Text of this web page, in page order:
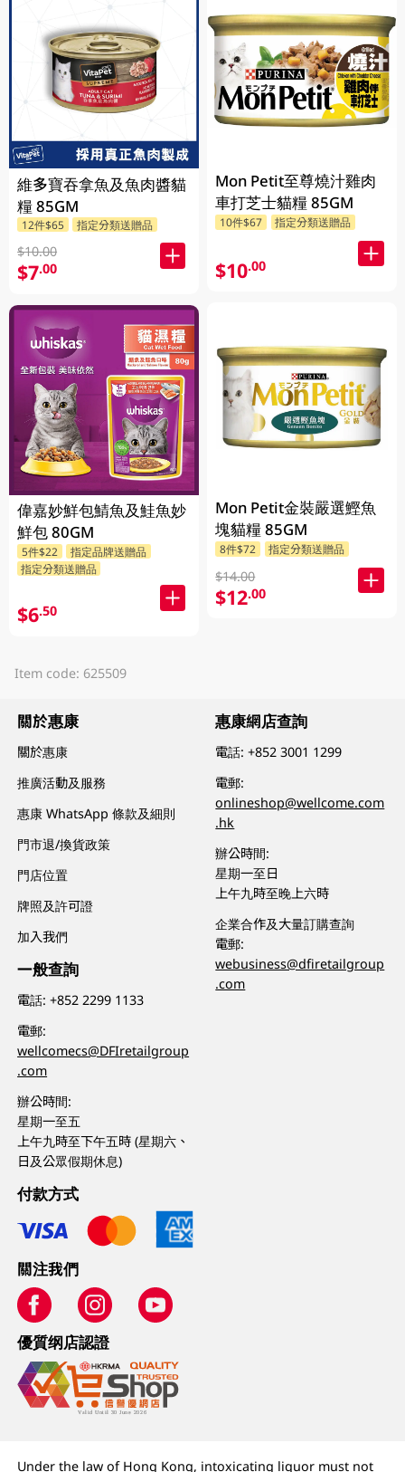
維多寶吞拿魚及魚肉醬貓
糧 85GM
12件$65 指定分類送贈品
$10.00
$7.00
偉嘉妙鮮包鯖魚及鮭魚妙
鮮包 80GM
5件$22
指定品牌送贈品
指定分類送贈品
$6.50
Mon Petit至尊燒汁雞肉
車打芝士貓糧 85GM
10件$67 指定分類送贈品
$10.00
Mon Petit金裝嚴選鰹魚
塊貓糧 85GM
8件$72 指定分類送贈品
$14.00
$12.00
Item code: 625509
關於惠康
關於惠康
推廣活動及服務
惠康 WhatsApp 條款及細則
門市退/換貨政策
門店位置
牌照及許可證
加入我們
一般查詢
電話:+852 2299 1133
電郵:
wellcomecs@DFIretailgroup
.com
辦公時間:
星期一至五
上午九時至下午五時 (星期六、
日及公眾假期休息)
惠康網店查詢
電話:+852 3001 1299
電郵:
onlineshop@wellcome.com
.hk
辦公時間:
星期一至日
上午九時至晚上六時
企業合作及大量訂購查詢
電郵:
webusiness@dfiretailgroup
.com
付款方式
關注我們
優質纲店認證
Under the law of Hong Kong, intoxicating liquor must not